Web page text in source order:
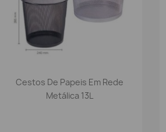
Vista rápida
Cestos De Papeis Em Rede
Metálica 13L